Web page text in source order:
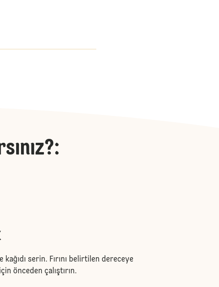
:
kağıdı serin. Fırını belirtilen dereceye
önceden çalıştırın.